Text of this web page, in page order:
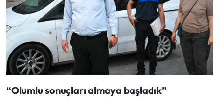
“Olumlu sonuçları almaya başladık”